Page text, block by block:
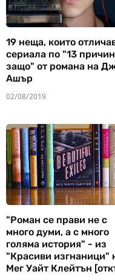
19 неща, които
сериала по "13
защо" от романа на
Ашър
02/08/2019
"Роман се прави не с
много думи, а с много
голяма история" - из
"Красиви изгнаници"
Мег Уайт Клейтън